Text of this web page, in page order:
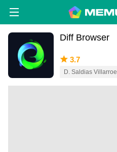
Diff Browser
3.7
D. Saldias Villarroel